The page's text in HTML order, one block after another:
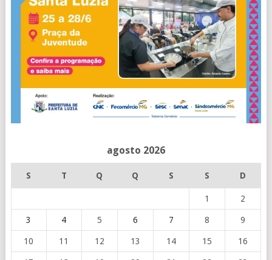
agosto 2026
S T Q Q S S D
1 2
3 4 5 6 7 8 9
10 11 12 13 14 15 16